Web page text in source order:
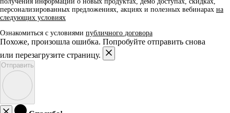
персонализированных предложениях, акциях и полезных вебинарах на
следующих условиях
Ознакомиться с условиями публичного договора
Похоже, произошла ошибка. Попробуйте отправить снова
или перезагрузите страницу.
Отправить